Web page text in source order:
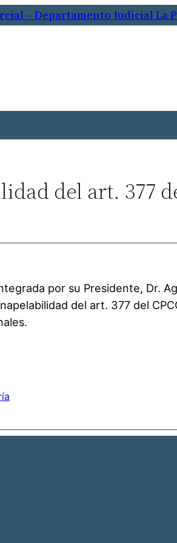
– Departamento Judicial La
del art. 377
por su Presidente, Dr.
del art. 377 del